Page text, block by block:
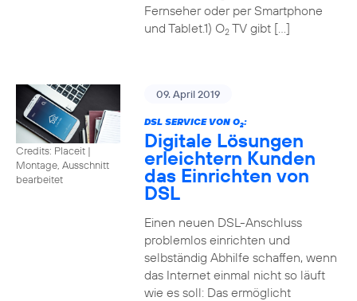
Fernseher oder per Smartphone
und Tablet.1) O2TV gibt […]
Credits: Placeit |
Montage, Ausschnitt
bearbeitet
09. April 2019
DSL SERVICE VON O2:
Digitale Lösungen
erleichtern Kunden
das Einrichten von
DSL
Einen neuen DSL-Anschluss
problemlos einrichten und
selbständig Abhilfe schaffen, wenn
das Internet einmal nicht so läuft
wie es soll: Das ermöglicht